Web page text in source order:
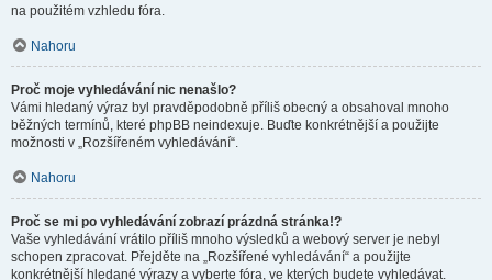
na použitém vzhledu fóra.
Nahoru
Proč moje vyhledávání nic nenašlo?
Vámi hledaný výraz byl pravděpodobně příliš obecný a obsahoval mnoho
běžných termínů, které phpBB neindexuje. Buďte konkrétnější a použijte
možnosti v „Rozšířeném vyhledávání“.
Nahoru
Proč se mi po vyhledávání zobrazí prázdná stránka!?
Vaše vyhledávání vrátilo příliš mnoho výsledků a webový server je nebyl
schopen zpracovat. Přejděte na „Rozšířené vyhledávání“ a použijte
konkrétnější hledané výrazy a vyberte fóra, ve kterých budete vyhledávat.